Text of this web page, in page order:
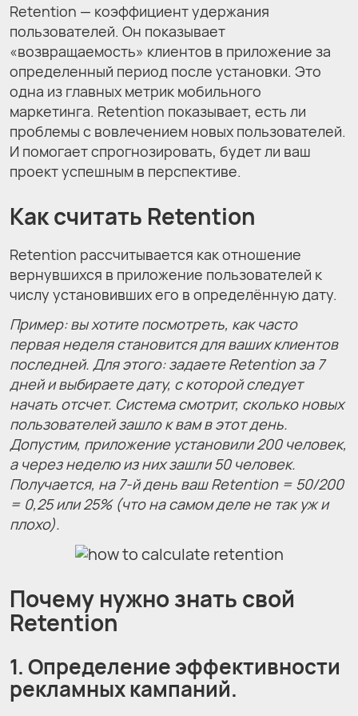
Retention — коэффициент удержания
пользователей. Он показывает
«возвращаемость» клиентов в приложение за
определенный период после установки. Это
одна из главных метрик мобильного
маркетинга. Retention показывает, есть ли
проблемы с вовлечением новых пользователей.
И помогает спрогнозировать, будет ли ваш
проект успешным в перспективе.
Как считать Retention
Retention рассчитывается как отношение
вернувшихся в приложение пользователей к
числу установивших его в определённую дату.
Пример: вы хотите посмотреть, как часто
первая неделя становится для ваших клиентов
последней. Для этого: задаете Retention за 7
дней и выбираете дату, с которой следует
начать отсчет. Система смотрит, сколько новых
пользователей зашло к вам в этот день.
Допустим, приложение установили 200 человек,
а через неделю из них зашли 50 человек.
Получается, на 7-й день ваш Retention = 50/200
= 0,25 или 25% (что на самом деле не так уж и
плохо).
Почему нужно знать свой
Retention
1. Определение эффективности
рекламных кампаний.